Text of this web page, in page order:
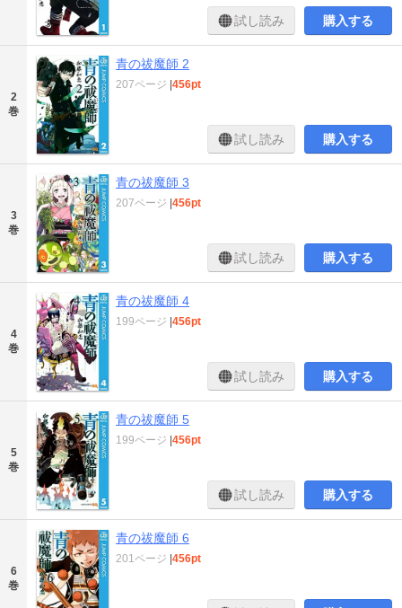
試し読み 購入する
2
巻
青の祓魔師 2
207ページ |456pt
試し読み 購入する
3
巻
青の祓魔師 3
207ページ |456pt
試し読み 購入する
4
巻
青の祓魔師 4
199ページ |456pt
試し読み 購入する
5
巻
青の祓魔師 5
199ページ |456pt
試し読み 購入する
6
巻
青の祓魔師 6
201ページ |456pt